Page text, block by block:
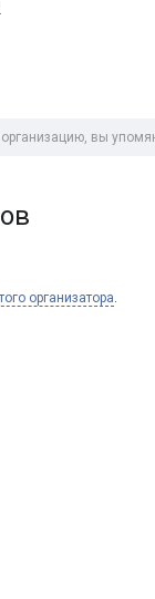
вы
организатора.